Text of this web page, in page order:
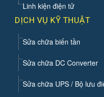
Linh kiện điện tử
DỊCH VỤ KỸ THUẬT
Sửa chữa biến tần
Sửa chữa DC Converter
Sửa chữa UPS / Bộ lưu